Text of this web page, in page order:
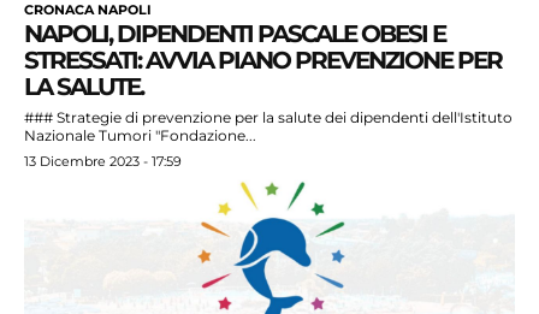
CRONACA NAPOLI
NAPOLI, DIPENDENTI PASCALE OBESI E
STRESSATI: AVVIA PIANO PREVENZIONE PER
LA SALUTE.
### Strategie di prevenzione per la salute dei dipendenti dell'Istituto
Nazionale Tumori "Fondazione...
13 Dicembre 2023 - 17:59